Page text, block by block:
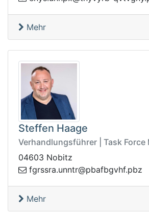
Mehr
Steffen Haage
Verhandlungsführer | Task Force
04603 Nobitz
zbp.f
hvgbfabp@rtnnu.arssrgf
Mehr